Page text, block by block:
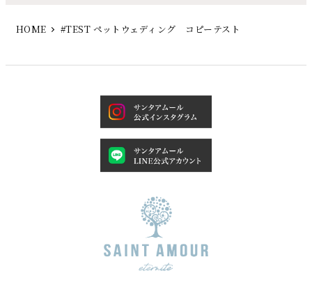
HOME #TEST ペットウェディング コピーテスト